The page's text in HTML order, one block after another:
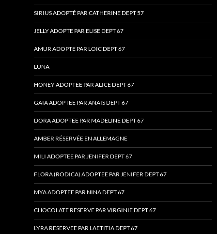
SIRIUS ADOPTÉ PAR CATHERINE DEPT 57
JELLY ADOPTE PAR ELISE DEPT 67
AMUR ADOPTE PAR LOIC DEPT 67
LUNA
HONEY ADOPTEE PAR ALICE DEPT 67
GAIA ADOPTEE PAR ANAIS DEPT 67
DORA ADOPTEE PAR MADELINE DEPT 67
AMBER RÉSERVÉE EN ALLEMAGNE
MILI ADOPTEE PAR JENIFER DEPT 67
FLORA (RODICA) ADOPTEE PAR JENIFER DEPT 67
MYA ADOPTEE PAR NINA DEPT 67
CHOCOLATE RESERVE PAR VIRGINIE DEPT 67
LYRA RESERVEE PAR LAETITIA DEPT 67